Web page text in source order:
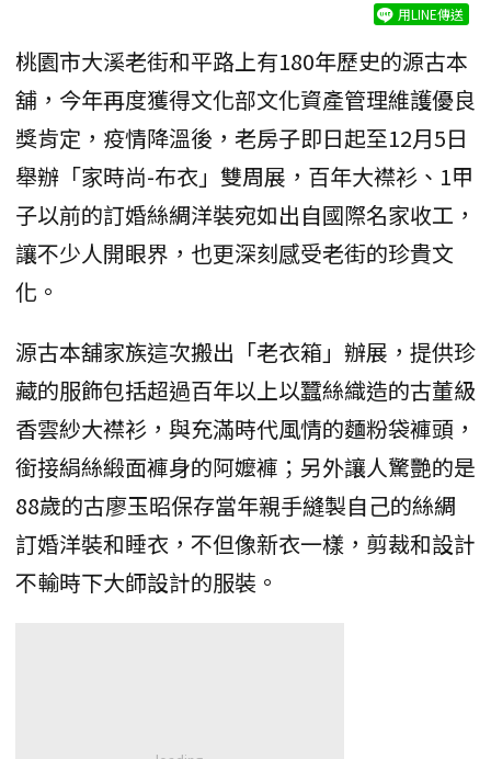
用LINE傳送
桃園市大溪老街和平路上有180年歷史的源古本
舖，今年再度獲得文化部文化資產管理維護優良
獎肯定，疫情降溫後，老房子即日起至12月5日
舉辦「家時尚-布衣」雙周展，百年大襟衫、1甲
子以前的訂婚絲綢洋裝宛如出自國際名家收工，
讓不少人開眼界，也更深刻感受老街的珍貴文
化。
源古本舖家族這次搬出「老衣箱」辦展，提供珍
藏的服飾包括超過百年以上以蠶絲織造的古董級
香雲紗大襟衫，與充滿時代風情的麵粉袋褲頭，
銜接絹絲緞面褲身的阿嬤褲；另外讓人驚艷的是
88歲的古廖玉昭保存當年親手縫製自己的絲綢
訂婚洋裝和睡衣，不但像新衣一樣，剪裁和設計
不輸時下大師設計的服裝。